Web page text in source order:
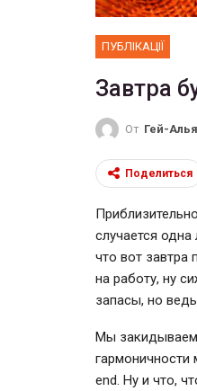
ПУБЛІКАЦІЇ
Завтра
От Гей-
Поделиться
случается
что вот завтра
на работу, ну
запасы, но
Мы
гармоничности
end. Ну и что,